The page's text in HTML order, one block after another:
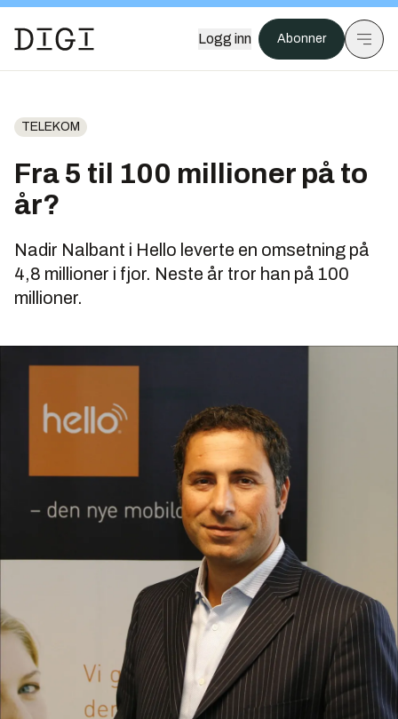
Logg inn Abonner
TELEKOM
Fra 5 til 100 millioner på to
år?
Nadir Nalbant i Hello leverte en omsetning på
4,8 millioner i fjor. Neste år tror han på 100
millioner.